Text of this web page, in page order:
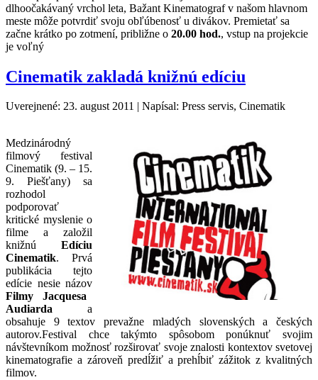
dlhoočakávaný vrchol leta, Bažant Kinematograf v našom hlavnom
meste môže potvrdiť svoju obľúbenosť u divákov. Premietať sa
začne krátko po zotmení, približne o 20.00 hod., vstup na projekcie
je voľný
Cinematik zakladá knižnú edíciu
Uverejnené: 23. august 2011 | Napísal: Press servis, Cinematik
Medzinárodný
filmový festival
Cinematik (9. – 15.
9. Piešťany) sa
rozhodol
podporovať
kritické myslenie o
filme a založil
knižnú Edíciu
Cinematik. Prvá
publikácia tejto
edície nesie názov
Filmy Jacquesa
Audiarda a
obsahuje 9 textov prevažne mladých slovenských a českých
autorov.Festival chce takýmto spôsobom ponúknuť svojim
návštevníkom možnosť rozširovať svoje znalosti kontextov svetovej
kinematografie a zároveň predĺžiť a prehĺbiť zážitok z kvalitných
filmov.